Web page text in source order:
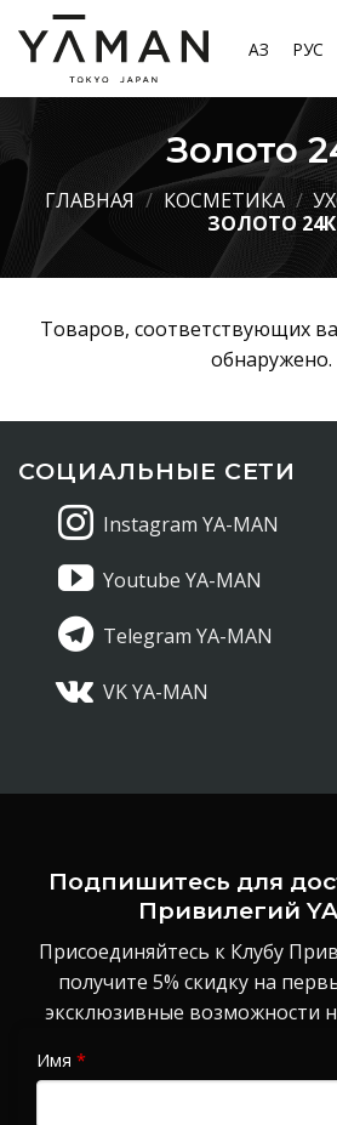
ҚАЗ РУС
Золото
ГЛАВНАЯ / КОСМЕТИКА /
ЗОЛОТО 24К
Товаров, соответствующих
обнаружено.
СОЦИАЛЬНЫЕ СЕТИ
Instagram YA-MAN
Youtube YA-MAN
Telegram YA-MAN
VK YA-MAN
Подпишитесь для
Привилегий
Присоединяйтесь к Клубу
получите 5% скидку на
эксклюзивные возможности
Имя *